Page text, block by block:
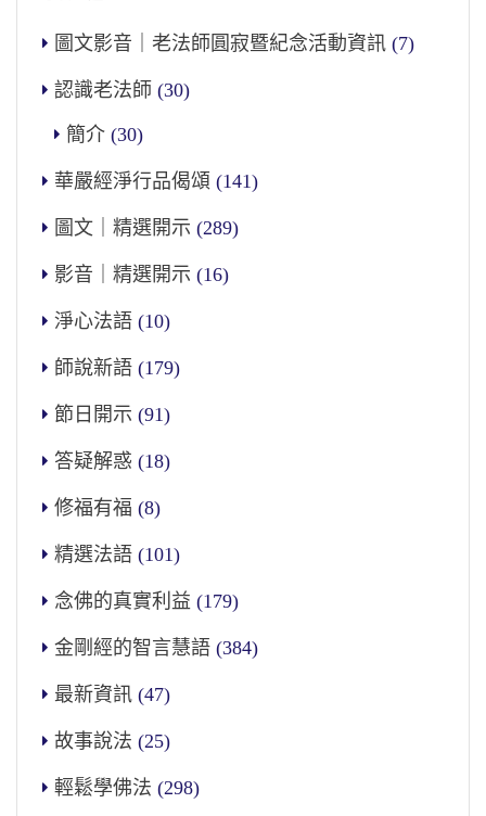
圖文影音｜老法師圓寂暨紀念活動資訊 (7)
認識老法師 (30)
簡介 (30)
華嚴經淨行品偈頌 (141)
圖文｜精選開示 (289)
影音｜精選開示 (16)
淨心法語 (10)
師說新語 (179)
節日開示 (91)
答疑解惑 (18)
修福有福 (8)
精選法語 (101)
念佛的真實利益 (179)
金剛經的智言慧語 (384)
最新資訊 (47)
故事說法 (25)
輕鬆學佛法 (298)